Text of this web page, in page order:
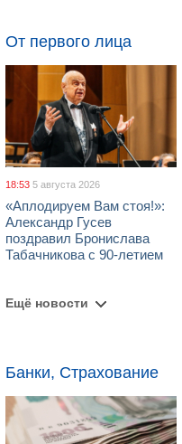
От первого лица
18:53 5 августа 2026
«Аплодируем Вам стоя!»:
Александр Гусев
поздравил Бронислава
Табачникова с 90-летием
Ещё новости
Банки, Страхование